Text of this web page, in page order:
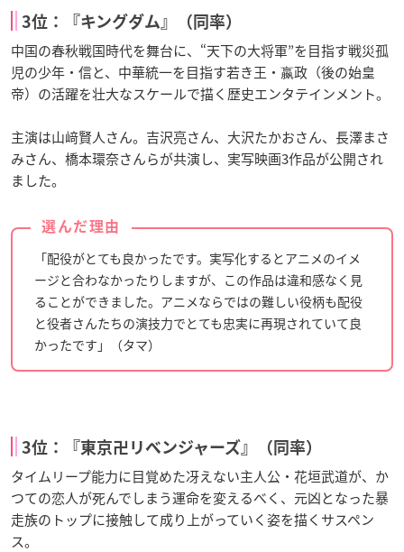
3位：『キングダム』（同率）
中国の春秋戦国時代を舞台に、“天下の大将軍”を目指す戦災孤
児の少年・信と、中華統一を目指す若き王・嬴政（後の始皇
帝）の活躍を壮大なスケールで描く歴史エンタテインメント。
主演は山﨑賢人さん。吉沢亮さん、大沢たかおさん、長澤まさ
みさん、橋本環奈さんらが共演し、実写映画3作品が公開され
ました。
選んだ理由
「配役がとても良かったです。実写化するとアニメのイメ
ージと合わなかったりしますが、この作品は違和感なく見
ることができました。アニメならではの難しい役柄も配役
と役者さんたちの演技力でとても忠実に再現されていて良
かったです」（タマ）
3位：『東京卍リベンジャーズ』（同率）
タイムリープ能力に目覚めた冴えない主人公・花垣武道が、か
つての恋人が死んでしまう運命を変えるべく、元凶となった暴
走族のトップに接触して成り上がっていく姿を描くサスペン
ス。